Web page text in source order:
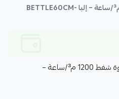
شفاط بلت إن 60 سم قوة 1200 م³/ساعة – إلبا BETTLE60CM-
شفاط بلت إن 60 سم من إلبا – قوة شفط 1200 م³/ساعة –